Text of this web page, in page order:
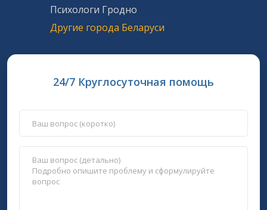
Психологи Гродно
Другие города Беларуси
24/7 Круглосуточная помощь